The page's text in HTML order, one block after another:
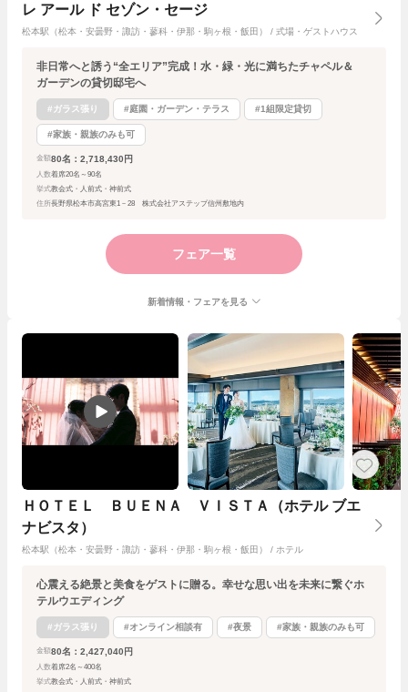
レ アール ド セゾン・セージ
松本駅（松本・安曇野・諏訪・蓼科・伊那・駒ヶ根・飯田） / 式場・ゲストハウス
非日常へと誘う“全エリア”完成！水・緑・光に満ちたチャペル＆
ガーデンの貸切邸宅へ
#ガラス張り #庭園・ガーデン・テラス #1組限定貸切
#家族・親族のみも可
金額 80名：2,718,430円
人数着席20名～90名
挙式教会式・人前式・神前式
住所長野県松本市高宮東1－28 株式会社アステップ信州敷地内
フェア一覧
新着情報・フェアを見る
ＨＯＴＥＬ ＢＵＥＮＡ ＶＩＳＴＡ（ホテル ブエ
ナビスタ）
松本駅（松本・安曇野・諏訪・蓼科・伊那・駒ヶ根・飯田） / ホテル
心震える絶景と美食をゲストに贈る。幸せな思い出を未来に繋ぐホ
テルウエディング
#ガラス張り #オンライン相談有 #夜景 #家族・親族のみも可
金額 80名：2,427,040円
人数着席2名～400名
挙式教会式・人前式・神前式